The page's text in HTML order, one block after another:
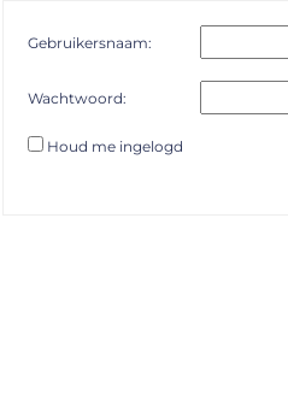
Gebruikersnaam:
Wachtwoord:
Houd me ingelogd